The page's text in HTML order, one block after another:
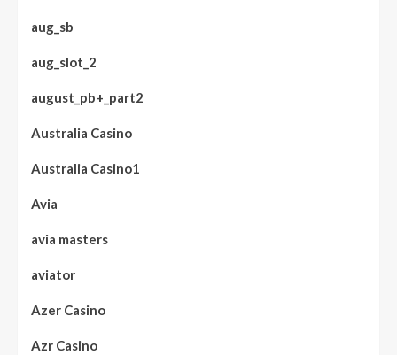
aug_sb
aug_slot_2
august_pb+_part2
Australia Casino
Australia Casino1
Avia
avia masters
aviator
Azer Casino
Azr Casino